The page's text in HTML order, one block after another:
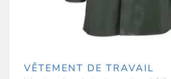
VÊTEMENT DE TRAVAIL